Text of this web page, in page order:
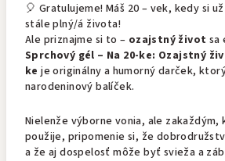
🎈 Gratulujeme! Máš 20 – vek, kedy si
stále plný/á života!
Ale priznajme si to – ozajstný život sa
Sprchový gél – Na 20-ke: Ozajstný
ke je originálny a humorný darček,
narodeninový balíček.
Nielenže výborne vonia, ale zakaždým,
použije, pripomenie si, že
a že aj dospelosť môže byť svieža a